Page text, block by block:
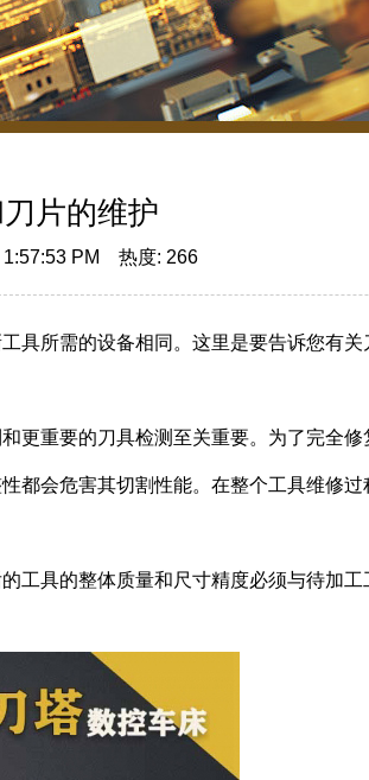
片的维护
1:57:53 PM 热度: 266
所需的设备相同。这里是要告诉您有关
更重要的刀具检测至关重要。为了完全
都会危害其切割性能。在整个工具维修
工具的整体质量和尺寸精度必须与待加